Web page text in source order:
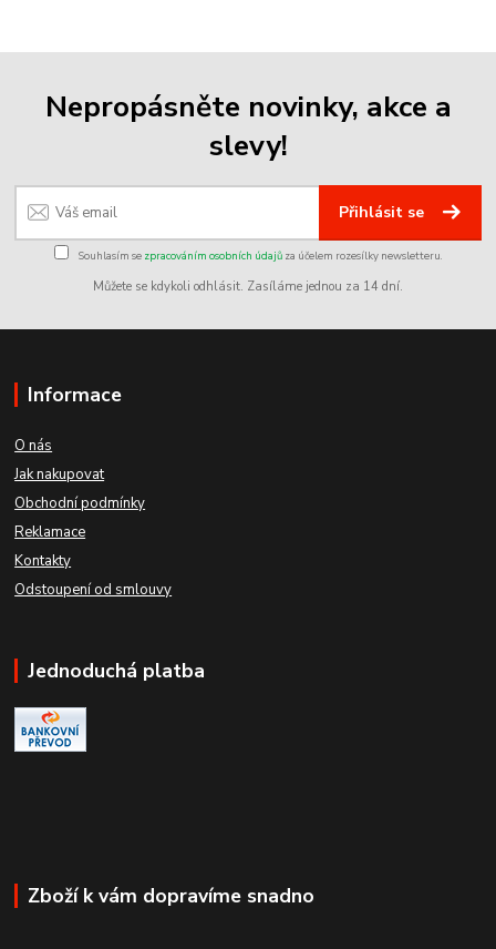
Nepropásněte novinky, akce a
slevy!
Přihlásit se
Souhlasím se zpracováním osobních údajůza účelem rozesílky newsletteru.
Můžete se kdykoli odhlásit. Zasíláme jednou za 14 dní.
Informace
O nás
Jak nakupovat
Obchodní podmínky
Reklamace
Kontakty
Odstoupení od smlouvy
Jednoduchá platba
Zboží k vám dopravíme snadno